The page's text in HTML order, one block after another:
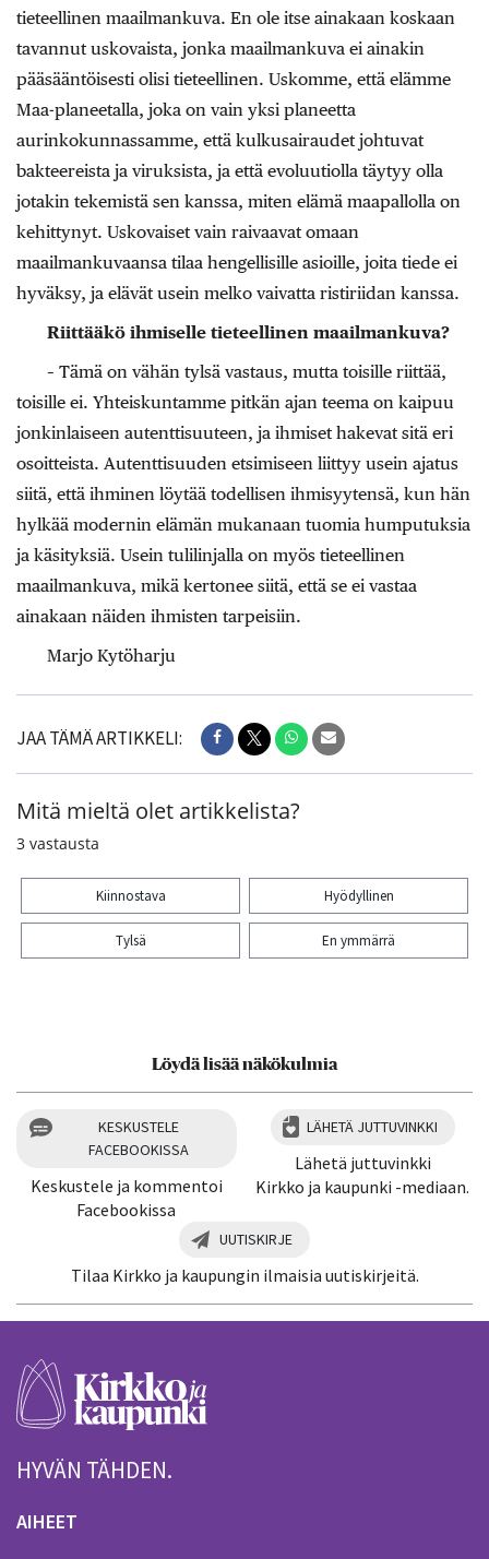
tieteellinen maailmankuva. En ole itse ainakaan koskaan
tavannut uskovaista, jonka maailmankuva ei ainakin
pääsääntöisesti olisi tieteellinen. Uskomme, että elämme
Maa-planeetalla, joka on vain yksi planeetta
aurinkokunnassamme, että kulkusairaudet johtuvat
bakteereista ja viruksista, ja että evoluutiolla täytyy olla
jotakin tekemistä sen kanssa, miten elämä maapallolla on
kehittynyt. Uskovaiset vain raivaavat omaan
maailmankuvaansa tilaa hengellisille asioille, joita tiede ei
hyväksy, ja elävät usein melko vaivatta ristiriidan kanssa.
Riittääkö ihmiselle tieteellinen maailmankuva?
– Tämä on vähän tylsä vastaus, mutta toisille riittää,
toisille ei. Yhteiskuntamme pitkän ajan teema on kaipuu
jonkinlaiseen autenttisuuteen, ja ihmiset hakevat sitä eri
osoitteista. Autenttisuuden etsimiseen liittyy usein ajatus
siitä, että ihminen löytää todellisen ihmisyytensä, kun hän
hylkää modernin elämän mukanaan tuomia humputuksia
ja käsityksiä. Usein tulilinjalla on myös tieteellinen
maailmankuva, mikä kertonee siitä, että se ei vastaa
ainakaan näiden ihmisten tarpeisiin.
Marjo Kytöharju
JAA TÄMÄ ARTIKKELI:
Mitä mieltä olet artikkelista?
3 vastausta
Kiinnostava Hyödyllinen
Tylsä En ymmärrä
Löydä lisää näkökulmia
KESKUSTELE
FACEBOOKISSA
Keskustele ja kommentoi
Facebookissa
LÄHETÄ JUTTUVINKKI
Lähetä juttuvinkki
Kirkko ja kaupunki -mediaan.
UUTISKIRJE
Tilaa Kirkko ja kaupungin ilmaisia uutiskirjeitä.
HYVÄN TÄHDEN.
AIHEET